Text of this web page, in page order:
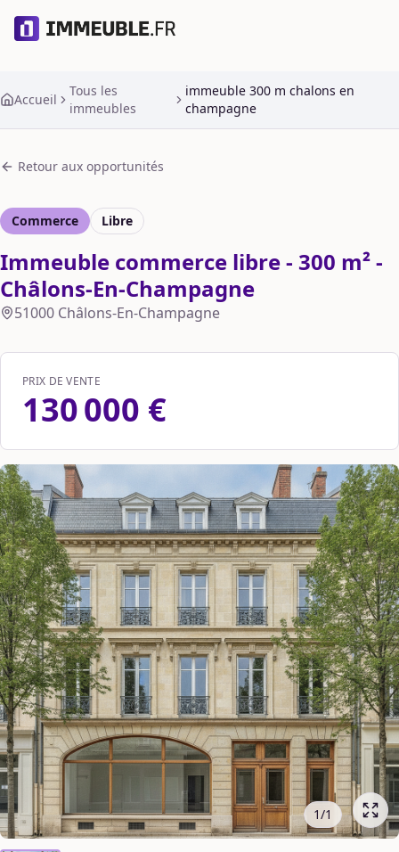
Accueil
Tous les
immeubles
immeuble 300 m chalons en
champagne
Retour aux opportunités
Commerce Libre
Immeuble commerce libre - 300 m² -
Châlons-En-Champagne
51000 Châlons-En-Champagne
PRIX DE VENTE
130 000 €
1/1